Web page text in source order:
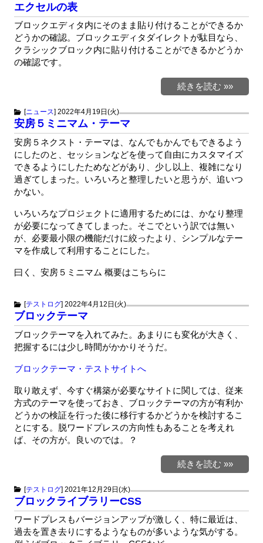
エクセルの表
ブロックエディタ内にそのまま貼り付けることができるか
どうかの確認。ブロックエディタダイレクトが駄目なら、
クラシックブロック内に貼り付けることができるかどうか
の確認です。
続きを読む »»
[ニュース] 2022年4月19日(火)
安房５ミニマム・テーマ
安房５ネクスト・テーマは、なんでもかんでもできるよう
にしたのと、セッションなどを使って自由にカスタマイズ
できるようにしたためなどがあり、少し以上、複雑になり
過ぎてしまった。いろいろと整理したいと思うが、追いつ
かない。
いろいろなプロジェクトに適用するためには、かなり整理
が必要になってきてしまった。そこでという訳では無い
が、必要最小限の機能だけに絞ったより、シンプルなテー
マを作成して利用することにした。
曰く、安房５ミニマム 概要はこちらに
[テストログ] 2022年4月12日(火)
ブロックテーマ
ブロックテーマを入れてみた。あまりにも変化が大きく、
把握するには少し時間がかかりそうだ。
ブロックテーマ・テストサイトへ
取り敢えず、今すぐ構築が必要なサイトに関しては、従来
方式のテーマを使っておき、ブロックテーマの方が有利か
どうかの検証を行った後に移行するかどうかを検討するこ
とにする。脱ワードプレスの方向性もあることを考えれ
ば、その方が。良いのでは。？
続きを読む »»
[テストログ] 2021年12月29日(水)
ブロックライブラリーCSS
ワードプレスもバージョンアップが激しく、特に最近は、
過去を置き去りにするようなものが多いような気がする。